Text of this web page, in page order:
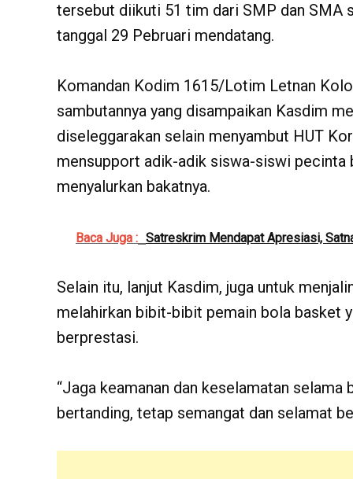
tersebut diikuti 51 tim dari SMP dan SMA
tanggal 29 Pebruari mendatang.
Komandan Kodim 1615/Lotim Letnan
sambutannya yang disampaikan Kasdim
diseleggarakan selain menyambut HUT
mensupport adik-adik siswa-siswi pecinta
menyalurkan bakatnya.
Baca Juga : Satreskrim Mendapat Apresiasi,
Selain itu, lanjut Kasdim, juga untuk
melahirkan bibit-bibit pemain bola basket
berprestasi.
“Jaga keamanan dan keselamatan
bertanding, tetap semangat dan selamat